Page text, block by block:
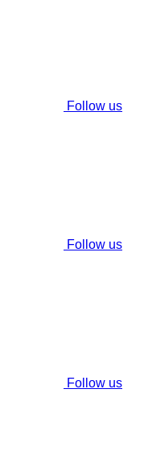
Follow us
Follow us
Follow us